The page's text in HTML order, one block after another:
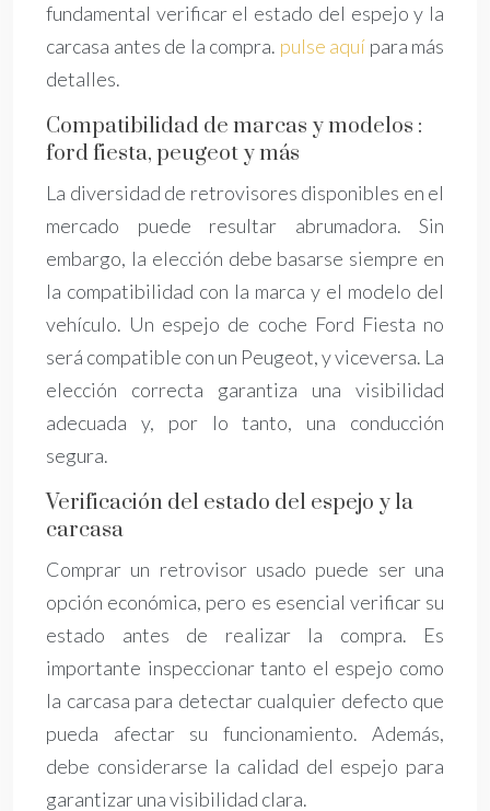
fundamental verificar el estado del espejo y la
carcasa antes de la compra. pulse aquí para más
detalles.
Compatibilidad de marcas y modelos :
ford fiesta, peugeot y más
La diversidad de retrovisores disponibles en el
mercado puede resultar abrumadora. Sin
embargo, la elección debe basarse siempre en
la compatibilidad con la marca y el modelo del
vehículo. Un espejo de coche Ford Fiesta no
será compatible con un Peugeot, y viceversa. La
elección correcta garantiza una visibilidad
adecuada y, por lo tanto, una conducción
segura.
Verificación del estado del espejo y la
carcasa
Comprar un retrovisor usado puede ser una
opción económica, pero es esencial verificar su
estado antes de realizar la compra. Es
importante inspeccionar tanto el espejo como
la carcasa para detectar cualquier defecto que
pueda afectar su funcionamiento. Además,
debe considerarse la calidad del espejo para
garantizar una visibilidad clara.